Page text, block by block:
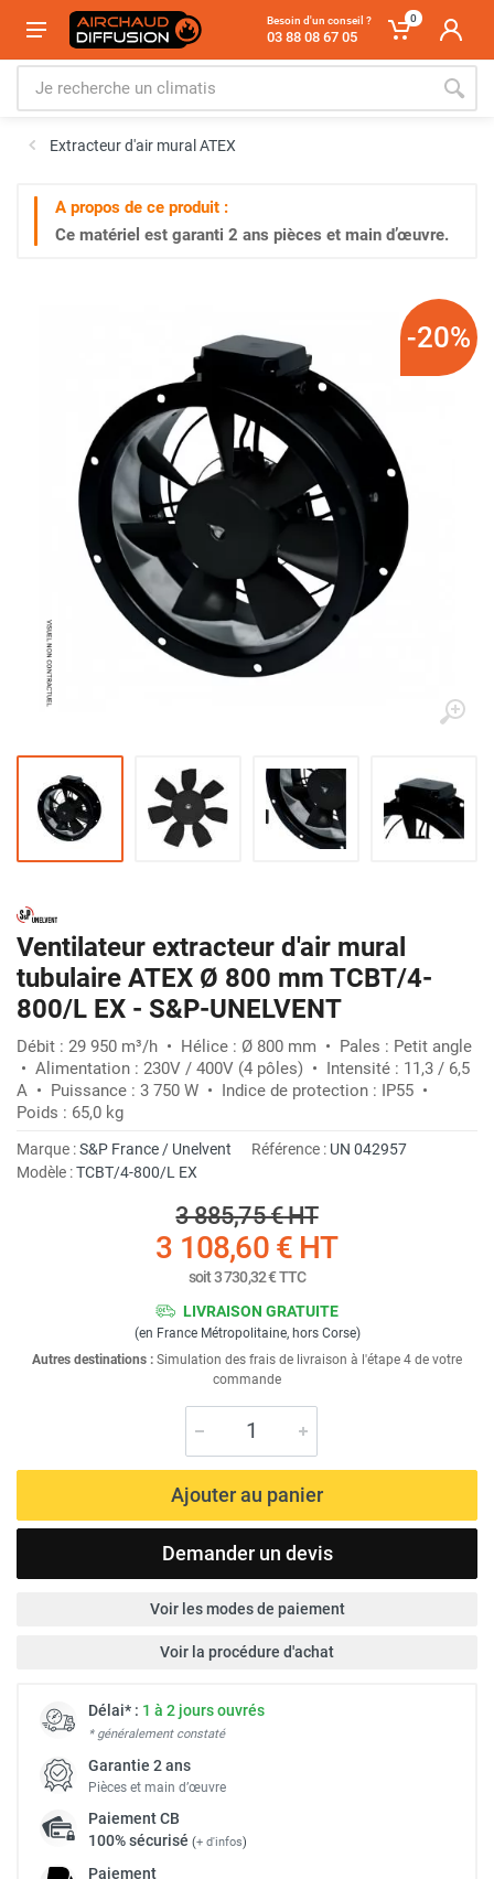
Besoin d'un conseil ?
03 88 08 67 05
0
Extracteur d'air mural ATEX
A propos de ce produit :
Ce matériel est garanti 2 ans pièces et main d’œuvre.
-20%
Ventilateur extracteur d'air mural
tubulaire ATEX Ø 800 mm TCBT/4-
800/L EX - S&P-UNELVENT
Débit : 29 950 m³/h • Hélice : Ø 800 mm • Pales : Petit angle
• Alimentation : 230V / 400V (4 pôles) • Intensité : 11,3 / 6,5
A • Puissance : 3 750 W • Indice de protection : IP55 •
Poids : 65,0 kg
Marque :S&P France / Unelvent Référence : UN 042957
Modèle :TCBT/4-800/L EX
3 885,75 €HT
3 108,60 € HT
soit3 730,32 €TTC
LIVRAISON GRATUITE
(en France Métropolitaine, hors Corse)
Autres destinations : Simulation des frais de livraison à l'étape 4 de votre
commande
Ajouter au panier
Demander un devis
Voir les modes de paiement
Voir la procédure d'achat
Délai* : 1 à 2 jours ouvrés
* généralement constaté
Garantie 2 ans
Pièces et main d’œuvre
PaiementCB
100% sécurisé (+ d'infos)
Paiement